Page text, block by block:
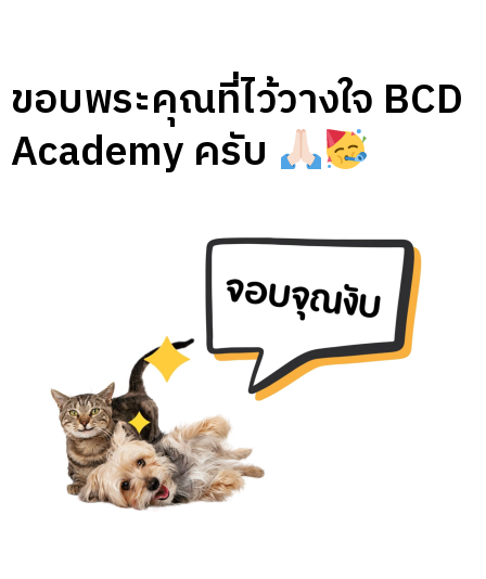
ขอบพระคุณที่ไว้วางใจ BCD
Academy ครับ